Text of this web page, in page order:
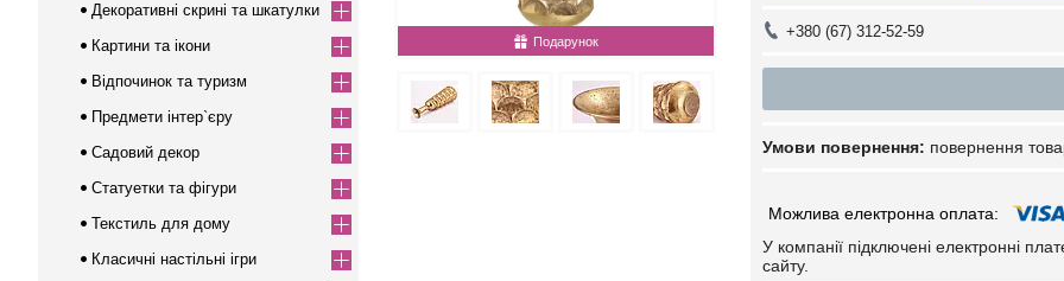
Подарунок
+380 (67) 312-52-59
повернення
У компанії підключені електронні
сайту.
Декоративні скрині та шкатулки
Картини та ікони
Відпочинок та туризм
Предмети інтер`єру
Садовий декор
Статуетки та фігури
Текстиль для дому
Класичні настільні ігри